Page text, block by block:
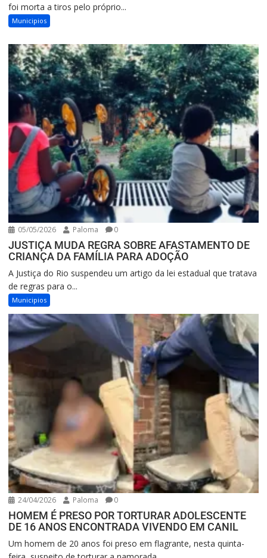
foi morta a tiros pelo próprio...
Municipios
05/05/2026 Paloma 0
JUSTIÇA MUDA REGRA SOBRE AFASTAMENTO DE
CRIANÇA DA FAMÍLIA PARA ADOÇÃO
A Justiça do Rio suspendeu um artigo da lei estadual que tratava
de regras para o...
Municipios
24/04/2026 Paloma 0
HOMEM É PRESO POR TORTURAR ADOLESCENTE
DE 16 ANOS ENCONTRADA VIVENDO EM CANIL
Um homem de 20 anos foi preso em flagrante, nesta quinta-